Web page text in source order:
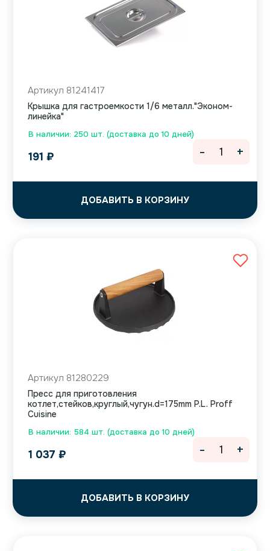
В наличии: 250 шт. (доставка до 10 дней)
Артикул 81241417
Крышка для гастроемкости 1/6 металл."Эконом-
линейка"
191 ₽
ДОБАВИТЬ В КОРЗИНУ
- +
В наличии: 584 шт. (доставка до 10 дней)
Артикул 81280229
Пресс для приготовления
котлет,стейков,круглый,чугун.d=175mm P.L. Proff
Cuisine
1 037 ₽
ДОБАВИТЬ В КОРЗИНУ
- +